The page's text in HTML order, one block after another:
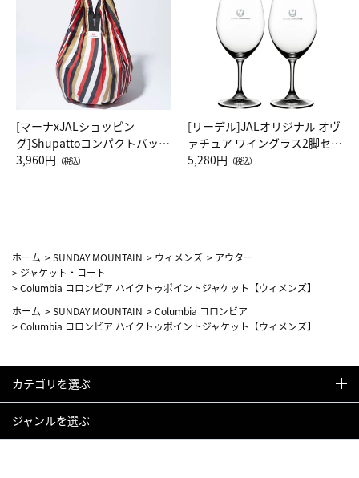
[マーナxJALショッピン
グ]Shupattoコンパクトバッグ
Drop JAL客室乗務員（LC）ス
3,960円 （税込）
[リーデル]JALオリジナル オヴ
ァチュア ワイングラス2脚セッ
ト（レッドワイン）
5,280円 （税込）
ホーム >SUNDAY MOUNTAIN > ウィメンズ > アウター
> ジャケット・コート
>Columbia コロンビア ハイクトゥポイントジャケット【ウィメンズ】
ホーム >SUNDAY MOUNTAIN >Columbia コロンビア
>Columbia コロンビア ハイクトゥポイントジャケット【ウィメンズ】
カテゴリを選ぶ
ジャンルを選ぶ